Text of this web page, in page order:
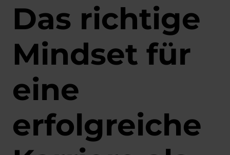
Das richtige
Mindset für
eine
erfolgreiche